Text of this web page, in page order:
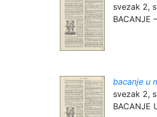
svezak 2,
BACANJE
bacanje u
svezak 2,
BACANJE